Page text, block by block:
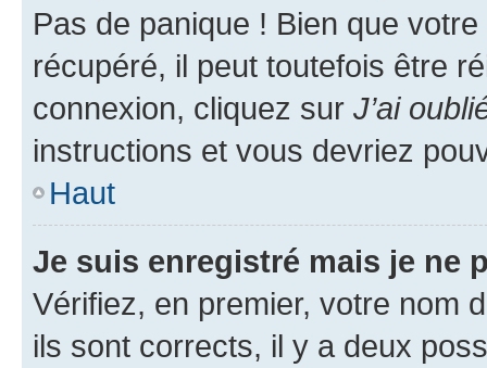
Pas de panique ! Bien que
récupéré, il peut toutefois être
connexion, cliquez sur J’ai
instructions et vous devriez
Haut
Je suis enregistré mais je ne
Vérifiez, en premier, votre nom
ils sont corrects, il y a deux